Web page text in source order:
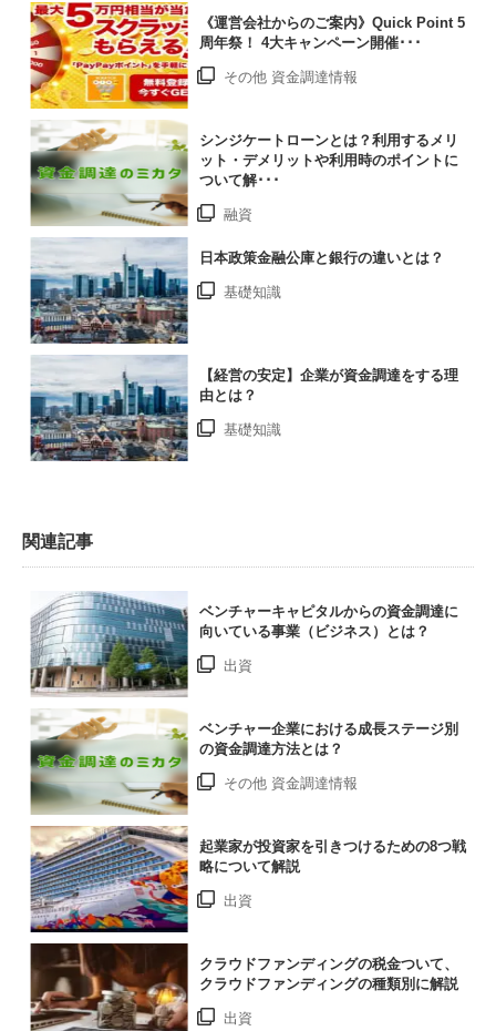
《運営会社からのご案内》Quick Point 5
周年祭！ 4大キャンペーン開催･･･
その他 資金調達情報
シンジケートローンとは？利用するメリ
ット・デメリットや利用時のポイントに
ついて解･･･
融資
日本政策金融公庫と銀行の違いとは？
基礎知識
【経営の安定】企業が資金調達をする理
由とは？
基礎知識
関連記事
ベンチャーキャピタルからの資金調達に
向いている事業（ビジネス）とは？
出資
ベンチャー企業における成長ステージ別
の資金調達方法とは？
その他 資金調達情報
起業家が投資家を引きつけるための8つ戦
略について解説
出資
クラウドファンディングの税金ついて、
クラウドファンディングの種類別に解説
出資